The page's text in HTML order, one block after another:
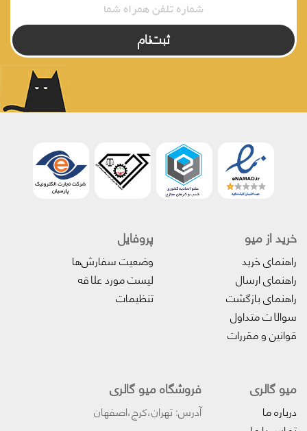
ثبت‌نام
خرید از میو
راهنمای خرید
راهنمای ارسال
راهنمای بازگشت
سوالات متداول
قوانین و مقررات
پروفایل‌
وضعیت سفارش‌ها
لیست مورد علاقه
تنظیمات
میو گالری
درباره ما
فروشگاه میو گالری
آدرس: تهران،کرج،اصفهان